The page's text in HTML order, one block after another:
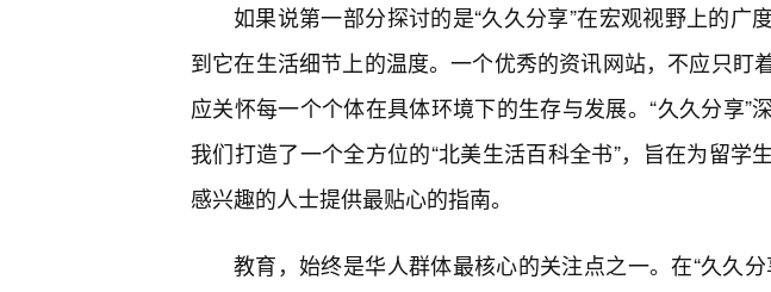
如果说第一部分探讨的是“久久分享”在宏观视野上的广
到它在生活细节上的温度。一个优秀的资讯网站，不应只盯
应关怀每一个个体在具体环境下的生存与发展。“久久分享”
我们打造了一个全方位的“北美生活百科全书”，旨在为留学
感兴趣的人士提供最贴心的指南。
教育，始终是华人群体最核心的关注点之一。在“久久